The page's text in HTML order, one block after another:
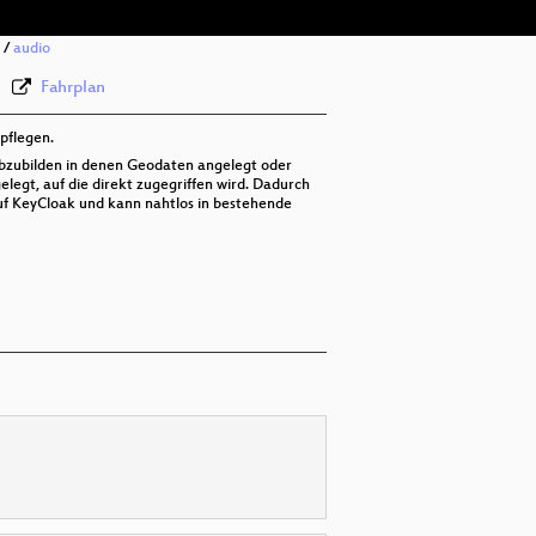
/ audio
Fahrplan
in denen Geodaten angelegt oder
auf die direkt zugegriffen wird. Dadurch
und kann nahtlos in bestehende